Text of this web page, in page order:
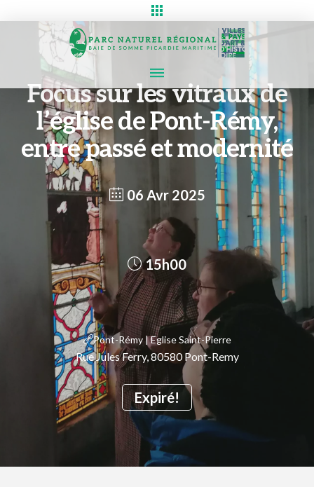
Focus sur les vitraux de
l’église de Pont-Rémy,
entre passé et modernité
06 Avr 2025
Expiré!
15h00
Pont-Rémy | Eglise Saint-Pierre
Rue Jules Ferry, 80580 Pont-Remy